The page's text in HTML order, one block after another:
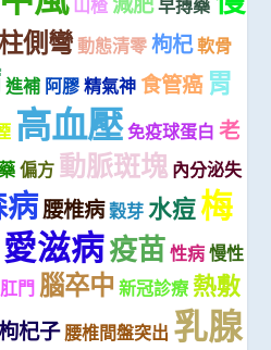
山楂 早搏藥
側彎動態清零 枸杞軟骨
進補 阿膠 精氣神 食管癌 胃
高血壓免疫球蛋白 老
偏方 動脈斑塊 內分泌失
病腰椎病穀芽 水痘梅
愛滋病疫苗 性病 慢性
門 腦卒中 新冠診療 熱敷
杞子腰椎間盤突出 乳腺